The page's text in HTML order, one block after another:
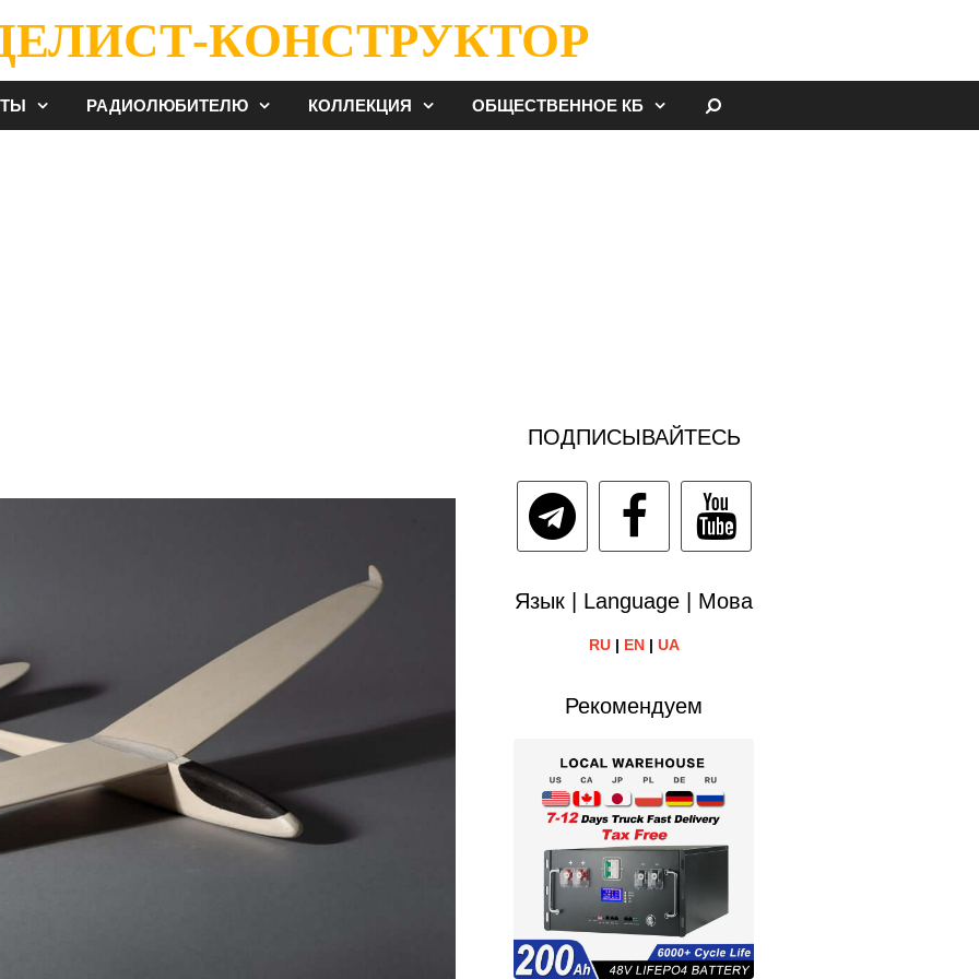
КОНСТРУКТОР
РАДИОЛЮБИТЕЛЮ КОЛЛЕКЦИЯ ОБЩЕСТВЕННОЕ КБ
ПОДПИСЫВАЙТЕСЬ
Язык | Language | Мова
RU| EN| UA
Рекомендуем